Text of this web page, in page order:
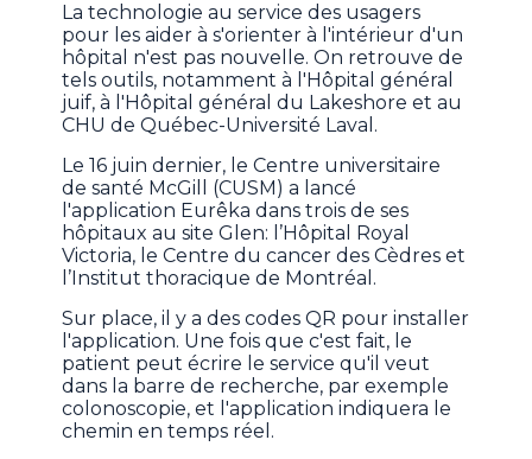
La technologie au service des usagers
pour les aider à s'orienter à l'intérieur d'un
hôpital n'est pas nouvelle. On retrouve de
tels outils, notamment à l'Hôpital général
juif, à l'Hôpital général du Lakeshore et au
CHU de Québec-Université Laval.
Le 16 juin dernier, le Centre universitaire
de santé McGill (CUSM) a lancé
l'application Eurêka dans trois de ses
hôpitaux au site Glen: l’Hôpital Royal
Victoria, le Centre du cancer des Cèdres et
l’Institut thoracique de Montréal.
Sur place, il y a des codes QR pour installer
l'application. Une fois que c'est fait, le
patient peut écrire le service qu'il veut
dans la barre de recherche, par exemple
colonoscopie, et l'application indiquera le
chemin en temps réel.